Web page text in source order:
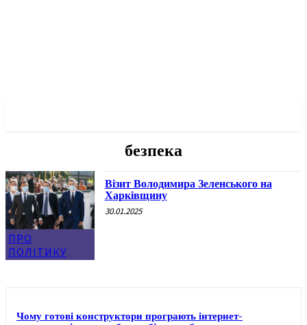
безпека
ПРО
ПОЛІТИКУ
Візит Володимира Зеленського на
Харківщину
30.01.2025
Чому готові конструктори програють інтернет-